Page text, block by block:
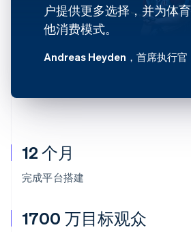
12 个月
完成平台搭建
1700 万目标观众
户提供更多选择，并为体
他消费模式。
Andreas Heyden ，首席执行官